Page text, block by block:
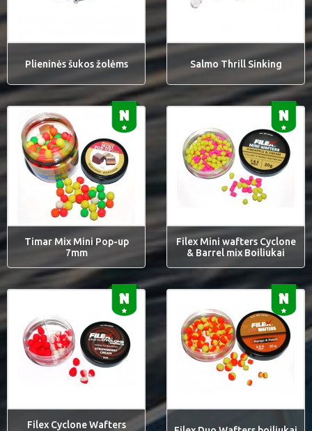
Plieninės šukos žolėms Salmo Thrill Sinking
Timar Mix Mini Pop-up
7mm
Filex Mini wafters Cyclone
& Barrel mix Boiliukai
Filex Cyclone Wafters